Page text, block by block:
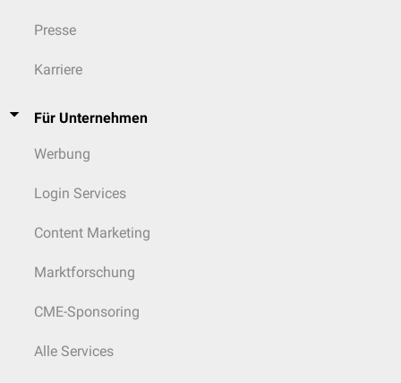
Presse
Karriere
Für Unternehmen
Werbung
Login Services
Content Marketing
Marktforschung
CME-Sponsoring
Alle Services